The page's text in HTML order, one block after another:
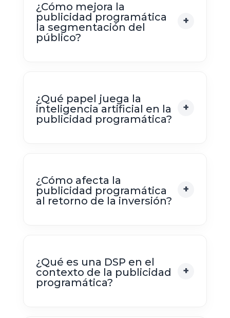
¿Cómo mejora la
publicidad programática
la segmentación del
público?
¿Qué papel juega la
inteligencia artificial en la
publicidad programática?
¿Cómo afecta la
publicidad programática
al retorno de la inversión?
¿Qué es una DSP en el
contexto de la publicidad
programática?